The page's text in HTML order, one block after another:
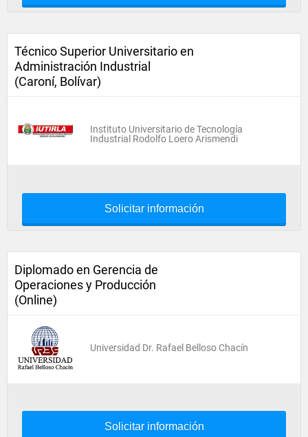
Técnico Superior Universitario en
Administración Industrial
(Caroní, Bolívar)
Instituto Universitario de Tecnología
Industrial Rodolfo Loero Arismendi
Solicitar información
Diplomado en Gerencia de
Operaciones y Producción
(Online)
Universidad Dr. Rafael Belloso Chacín
Solicitar información